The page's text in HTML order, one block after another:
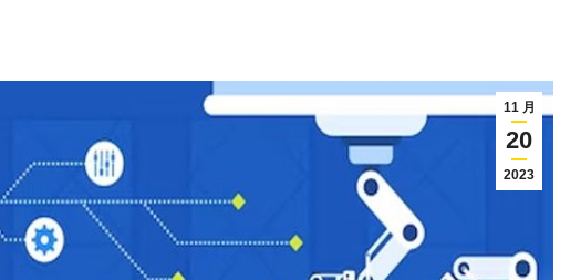
11 月
20
2023